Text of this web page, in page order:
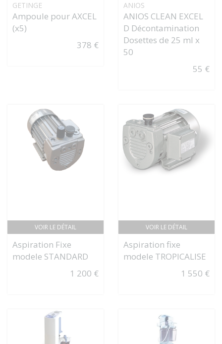
GETINGE
Ampoule pour AXCEL
(x5)
378 €
ANIOS
ANIOS CLEAN EXCEL
D Décontamination
Dosettes de 25 ml x
50
55 €
VOIR LE DÉTAIL
Aspiration Fixe
modele STANDARD
1 200 €
VOIR LE DÉTAIL
Aspiration fixe
modele TROPICALISE
1 550 €